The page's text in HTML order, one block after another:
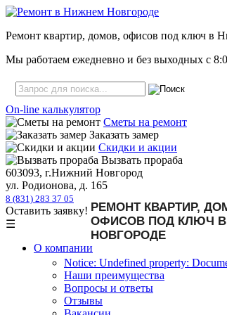
Ремонт квартир, домов, офисов под ключ в
Мы работаем ежедневно и без выходных с
On-line калькулятор
Сметы на ремонт
Заказать замер
Скидки и акции
Вызвать прораба
603093, г.Нижний Новгород
ул. Родионова, д. 165
8 (831) 283 37 05
Оставить заявку!
☰
О компании
Notice: Undefined property:
Наши преимущества
Вопросы и ответы
Отзывы
РЕМОНТ КВАРТИР,
ОФИСОВ ПОД КЛЮЧ
НОВГОРОДЕ